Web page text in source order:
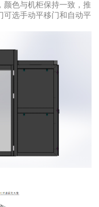
颜色与机柜保持一致，推
可选手动平移门和自动平